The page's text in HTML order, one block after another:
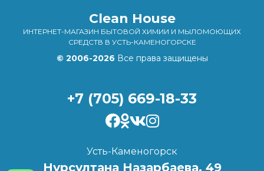
Clean House
ИНТЕРНЕТ-МАГАЗИН БЫТОВОЙ ХИМИИ И МЫЛОМОЮЩИХ
СРЕДСТВ В УСТЬ-КАМЕНОГОРСКЕ
© 2006-2026 Все права защищены
+7 (705) 669-18-33
Усть-Каменогорск
Нурсултана Назарбаева, 49